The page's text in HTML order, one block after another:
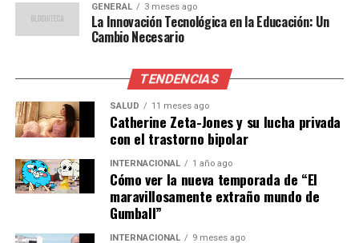
Estudios recientes han
demostrado que los gatos
rescatados muestran una
reducción significativa de
las hormonas del estrés,
como el cortisol, cuando
tienen acceso a cajas tras
llegar a un nuevo hogar.
GENERAL 3 meses ago
La Innovación Tecnológica en la Educación: Un
Cambio Necesario
TENDENCIAS
SALUD 11 meses ago
Catherine Zeta-Jones y su lucha privada
con el trastorno bipolar
INTERNACIONAL 1 año ago
Cómo ver la nueva temporada de “El
maravillosamente extraño mundo de
Gumball”
INTERNACIONAL 9 meses ago